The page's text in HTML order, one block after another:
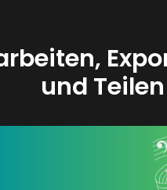
und Teilen